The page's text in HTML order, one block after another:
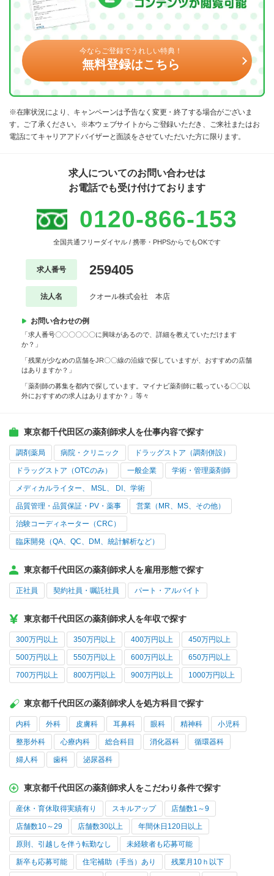
今ならご登録でうれしい特典！
無料登録はこちら
※在庫状況により、キャンペーンは予告なく変更・終了する場合がございま
す。ご了承ください。※本ウェブサイトからご登録いただき、ご来社またはお
電話にてキャリアアドバイザーと面談をさせていただいた方に限ります。
求人についてのお問い合わせは
お電話でも受け付けております
0120-866-153
全国共通フリーダイヤル / 携帯・PHPSからでもOKです
求人番号 259405
法人名 クオール株式会社 本店
お問い合わせの例
「求人番号〇〇〇〇〇〇に興味があるので、詳細を教えていただけます
か？」
「残業が少なめの店舗をJR〇〇線の沿線で探していますが、おすすめの店舗
はありますか？」
「薬剤師の募集を都内で探しています。マイナビ薬剤師に載っている〇〇以
外におすすめの求人はありますか？」等々
東京都千代田区の薬剤師求人を仕事内容で探す
調剤薬局 病院・クリニック ドラッグストア（調剤併設）
ドラッグストア（OTCのみ） 一般企業 学術・管理薬剤師
メディカルライター、 MSL、 DI、学術
品質管理・品質保証・PV・薬事 営業（MR、MS、その他）
治験コーディネーター（CRC）
臨床開発（QA、QC、DM、統計解析など）
東京都千代田区の薬剤師求人を雇用形態で探す
正社員 契約社員・嘱託社員 パート・アルバイト
東京都千代田区の薬剤師求人を年収で探す
300万円以上 350万円以上 400万円以上 450万円以上
500万円以上 550万円以上 600万円以上 650万円以上
700万円以上 800万円以上 900万円以上 1000万円以上
東京都千代田区の薬剤師求人を処方科目で探す
内科 外科 皮膚科 耳鼻科 眼科 精神科 小児科
整形外科 心療内科 総合科目 消化器科 循環器科
婦人科 歯科 泌尿器科
東京都千代田区の薬剤師求人をこだわり条件で探す
産休・育休取得実績有り スキルアップ 店舗数1～9
店舗数10～29 店舗数30以上 年間休日120日以上
原則、引越しを伴う転勤なし 未経験者も応募可能
新卒も応募可能 住宅補助（手当）あり 残業月10ｈ以下